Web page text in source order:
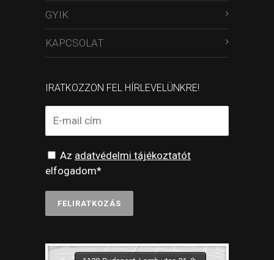
GYIK
KAPCSOLAT
IRATKOZZON FEL HÍRLEVELÜNKRE!
Az adatvédelmi tájékoztatót
elfogadom*